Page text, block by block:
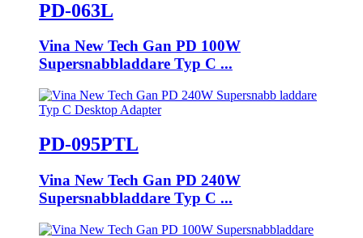
PD-063L
Vina New Tech Gan PD 100W
Supersnabbladdare Typ C ...
PD-095PTL
Vina New Tech Gan PD 240W
Supersnabbladdare Typ C ...